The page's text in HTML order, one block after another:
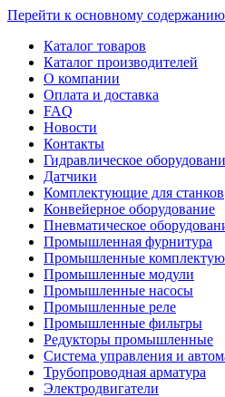
Перейти к основному содержанию
Каталог товаров
Каталог производителей
О компании
Оплата и доставка
FAQ
Новости
Контакты
Гидравлическое
Датчики
Комплектующие для станков
Конвейерное оборудование
Пневматическое
Промышленная фурнитура
Промышленные
Промышленные модули
Промышленные насосы
Промышленные реле
Промышленные фильтры
Редукторы промышленные
Система управления и
Трубопроводная арматура
Электродвигатели